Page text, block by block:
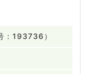
：193736）